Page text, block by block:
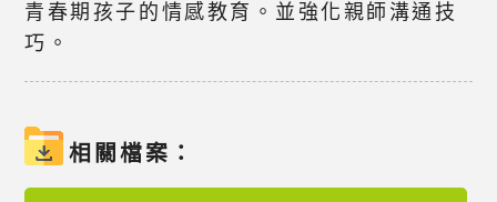
青春期孩子的情感教育。並強化親師溝通技
巧。
相關檔案：